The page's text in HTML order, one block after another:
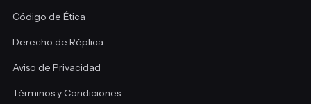
Código de Ética
Derecho de Réplica
Aviso de Privacidad
Términos y Condiciones